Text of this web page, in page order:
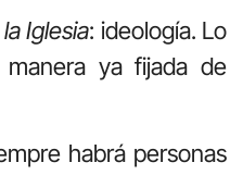
Iglesia: ideología. Lo
ya fijada de
habrá personas